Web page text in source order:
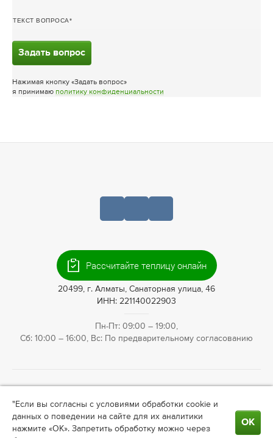
ТЕКСТ ВОПРОСА
Задать вопрос
Нажимая кнопку «Задать вопрос»
я принимаю политику конфиденциальности
+7 (727) 390-05-75
20499, г. Алматы, Санаторная улица, 46
ИНН: 221140022903
Пн-Пт: 09:00 – 19:00,
Сб: 10:00 – 16:00, Вс: По предварительному согласованию
ландшафтного дизайна вАлматы. Информация на сайте не
является публичной офертой. Актуальные условия о
сотрудничестве, ценах узнавайте у менеджера.
"Если вы согласны с условиями обработки cookie и
данных о поведении на сайте для их аналитики
нажмите «ОК». Запретить обработку можно через
ОК
Рассчитайте теплицу онлайн